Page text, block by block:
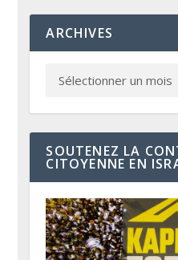
ARCHIVES
SOUTENEZ LA
CITOYENNE EN